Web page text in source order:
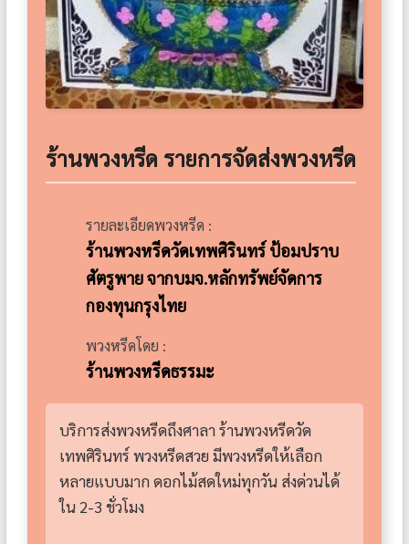
ร้านพวงหรีด รายการจัดส่งพวงหรีด
รายละเอียดพวงหรีด :
ร้านพวงหรีดวัดเทพศิรินทร์ ป้อมปราบ
ศัตรูพาย จากบมจ.หลักทรัพย์จัดการ
กองทุนกรุงไทย
พวงหรีดโดย :
ร้านพวงหรีดธรรมะ
บริการส่งพวงหรีดถึงศาลา ร้านพวงหรีดวัด
เทพศิรินทร์ พวงหรีดสวย มีพวงหรีดให้เลือก
หลายแบบมาก ดอกไม้สดใหม่ทุกวัน ส่งด่วนได้
ใน 2-3 ชั่วโมง